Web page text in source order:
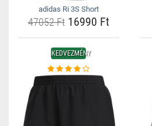
adidas Ri 3S Short
47052 Ft16990 Ft
KEDVEZMÉNY